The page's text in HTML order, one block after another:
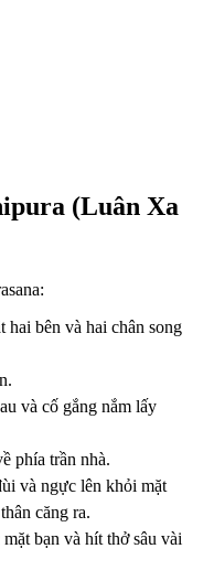
(Luân Xa
bên và hai chân song
và cố gắng nắm lấy
phía trần nhà.
và ngực lên khỏi mặt
căng ra.
bạn và hít thở sâu vài